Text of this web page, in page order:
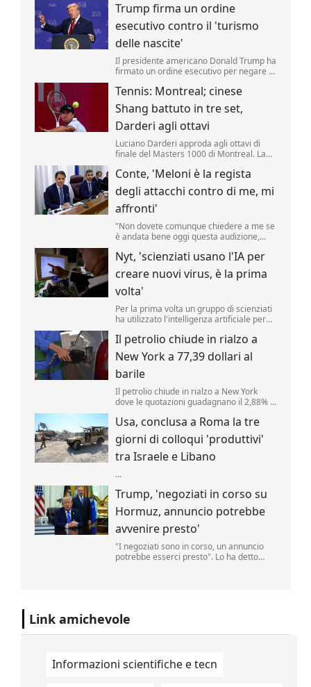
riporta una fonte militare.
Trump firma un ordine
esecutivo contro il 'turismo
delle nascite'
Il presidente americano Donald Trump ha
firmato un ordine esecutivo per negare la
Uniti nell'ambito del cosiddetto 'turismo
delle nascite'. Lo ha annunciato il tycoon,
incontrando i media nello Studio Ovale. .
Tennis: Montreal; cinese
Shang battuto in tre set,
Darderi agli ottavi
Luciano Darderi approda agli ottavi di
finale del Masters 1000 di Montreal. La
superato in rimonta il cinese Shang
Juncheng, n.
Conte, 'Meloni è la regista
degli attacchi contro di me, mi
affronti'
"Non dovete comunque chiedere a me se
è andata bene oggi questa audizione,
soddisfatta, perché lei è la regista di tutto
Nyt, 'scienziati usano l'IA per
creare nuovi virus, è la prima
volta'
Per la prima volta un gruppo di scienziati
ha utilizzato l'intelligenza artificiale per
speranze di progressi in campo medico
ma sollevando al contempo la
preoccupante possibilità che, un giorno,
tale tecnologia poss...
Il petrolio chiude in rialzo a
New York a 77,39 dollari al
barile
Il petrolio chiude in rialzo a New York
dove le quotazioni guadagnano il 2,88% a
Usa, conclusa a Roma la tre
giorni di colloqui 'produttivi'
tra Israele e Libano
...
Trump, 'negoziati in corso su
Hormuz, annuncio potrebbe
avvenire presto'
"I negoziati sono in corso, un annuncio
potrebbe esserci presto". Lo ha detto
Link amichevole
Informazioni scientifiche e tecn